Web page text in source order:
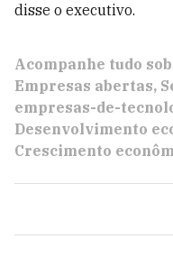
disse o executivo.
Acompanhe tudo
Empresas abertas
empresas-de-
Desenvolvimento
Crescimento